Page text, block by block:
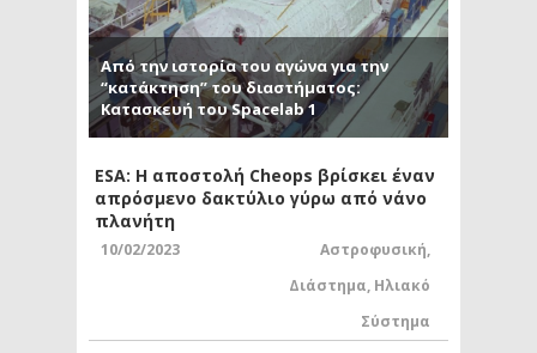
Από την ιστορία του αγώνα για την
“κατάκτηση” του διαστήματος:
Κατασκευή του Spacelab 1
ESA: Η αποστολή Cheops βρίσκει έναν
απρόσμενο δακτύλιο γύρω από νάνο
πλανήτη
10/02/2023 Αστροφυσική,
Διάστημα, Ηλιακό
Σύστημα